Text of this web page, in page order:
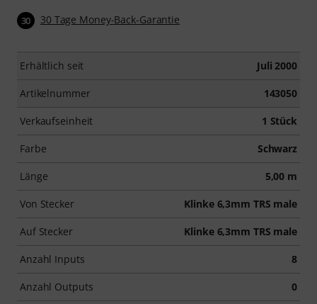
30 30 Tage Money-Back-Garantie
Erhältlich seit Juli 2000
Artikelnummer 143050
Verkaufseinheit 1 Stück
Farbe Schwarz
Länge 5,00 m
Von Stecker Klinke 6,3mm TRS male
Auf Stecker Klinke 6,3mm TRS male
Anzahl Inputs 8
Anzahl Outputs 0